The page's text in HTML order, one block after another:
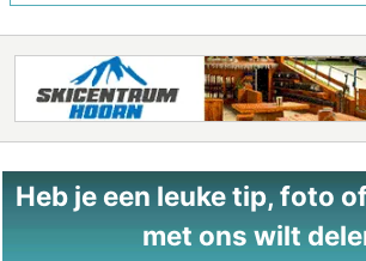
Heb je een leuke tip, foto
met ons wilt